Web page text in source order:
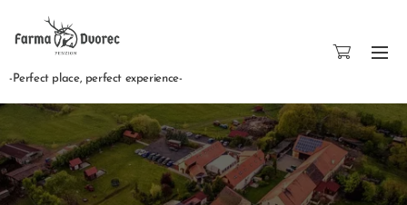
-Perfect place, perfect experience-